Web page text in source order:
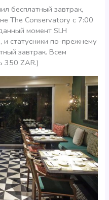
бесплатный завтрак,
The Conservatory с 7:00
момент SLH
статусники по-прежнему
завтрак. Всем
350 ZAR.)